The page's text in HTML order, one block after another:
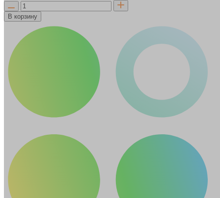
В корзину